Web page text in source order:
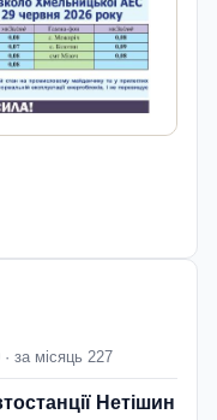
за місяць 227
Нетішин